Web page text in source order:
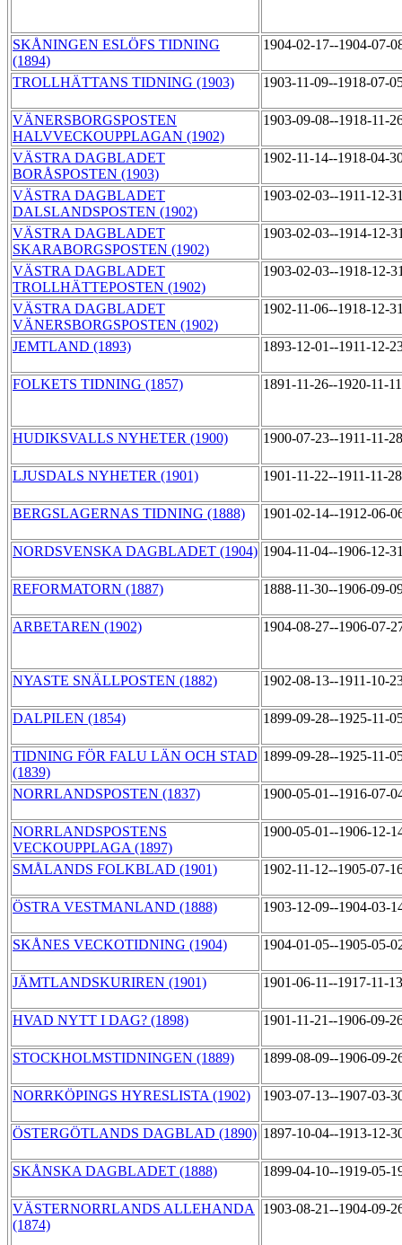
SKÅNINGEN ESLÖFS TIDNING
(1894)
1904-02-17--1904-07-
TROLLHÄTTANS TIDNING (1903) 1903-11-09--1918-07-
VÄNERSBORGSPOSTEN
HALVVECKOUPPLAGAN (1902)
1903-09-08--1918-11-
VÄSTRA DAGBLADET
BORÅSPOSTEN (1903)
1902-11-14--1918-04-
VÄSTRA DAGBLADET
DALSLANDSPOSTEN (1902)
1903-02-03--1911-12-
VÄSTRA DAGBLADET
SKARABORGSPOSTEN (1902)
1903-02-03--1914-12-
VÄSTRA DAGBLADET
TROLLHÄTTEPOSTEN (1902)
1903-02-03--1918-12-
VÄSTRA DAGBLADET
VÄNERSBORGSPOSTEN (1902)
1902-11-06--1918-12-
JEMTLAND (1893) 1893-12-01--1911-12-
FOLKETS TIDNING (1857) 1891-11-26--1920-11-
HUDIKSVALLS NYHETER (1900) 1900-07-23--1911-11-
LJUSDALS NYHETER (1901) 1901-11-22--1911-11-
BERGSLAGERNAS TIDNING (1888) 1901-02-14--1912-06-
NORDSVENSKA DAGBLADET (1904) 1904-11-04--1906-12-
REFORMATORN (1887) 1888-11-30--1906-09-
ARBETAREN (1902) 1904-08-27--1906-07-
NYASTE SNÄLLPOSTEN (1882) 1902-08-13--1911-10-
DALPILEN (1854) 1899-09-28--1925-11-
TIDNING FÖR FALU LÄN OCH STAD
(1839)
1899-09-28--1925-11-
NORRLANDSPOSTEN (1837) 1900-05-01--1916-07-
NORRLANDSPOSTENS
VECKOUPPLAGA (1897)
1900-05-01--1906-12-
SMÅLANDS FOLKBLAD (1901) 1902-11-12--1905-07-
ÖSTRA VESTMANLAND (1888) 1903-12-09--1904-03-
SKÅNES VECKOTIDNING (1904) 1904-01-05--1905-05-
JÄMTLANDSKURIREN (1901) 1901-06-11--1917-11-
HVAD NYTT I DAG? (1898) 1901-11-21--1906-09-
STOCKHOLMSTIDNINGEN (1889) 1899-08-09--1906-09-
NORRKÖPINGS HYRESLISTA (1902) 1903-07-13--1907-03-
ÖSTERGÖTLANDS DAGBLAD (1890) 1897-10-04--1913-12-
SKÅNSKA DAGBLADET (1888) 1899-04-10--1919-05-
VÄSTERNORRLANDS ALLEHANDA
(1874)
1903-08-21--1904-09-